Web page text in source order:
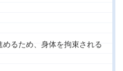
るため、身体を拘束される